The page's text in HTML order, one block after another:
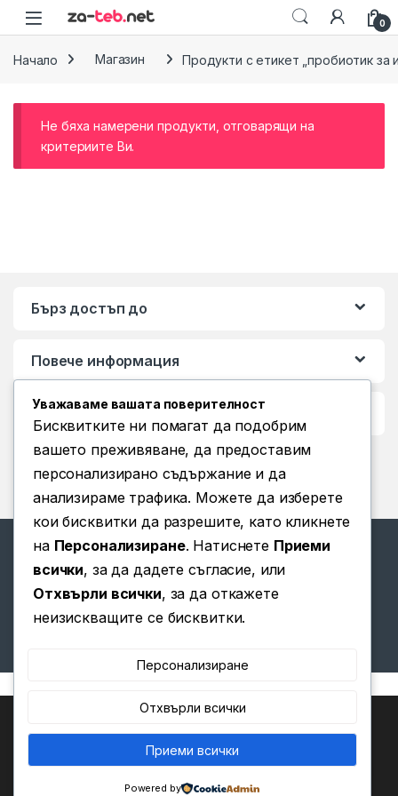
Skip to navigation
Skip to content
0
Начало Магазин Продукти с етикет „пробиотик за
Не бяха намерени продукти, отговарящи на
критериите Ви.
Бърз достъп до
Повече информация
Условия за ползване
Имате въпроси? Позвънете
ни!
Уважаваме вашата поверителност
Бисквитките ни помагат да подобрим
вашето преживяване, да предоставим
персонализирано съдържание и да
анализираме трафика. Можете да изберете
кои бисквитки да разрешите, като кликнете
на Персонализиране. Натиснете Приеми
всички, за да дадете съгласие, или
Отхвърли всички, за да откажете
неизискващите се бисквитки.
Персонализиране
Отхвърли всички
Приеми всички
Powered by
Ние използваме бисквитки, за да ви предоставим най-
доброто изживяване на нашия уебсайт.
Можете да научите повече за това кои бисквитки
използваме или да ги изключите вНастройки.